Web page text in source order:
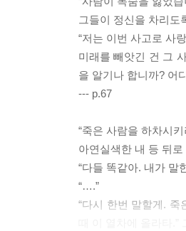
그들이 정신을 차리도
“저는 이번 사고로 사
미래를 빼앗긴 건 그
을 알기나 합니까? 어
--- p.67
“죽은 사람을 하차시
아연실색한 내 등 뒤
“다들 똑같아. 내가 말
“….”
“다시 한번 말할게.